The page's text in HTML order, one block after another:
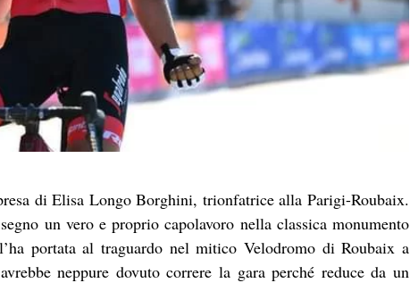
di Elisa Longo Borghini, trionfatrice alla Parigi-Roubaix.
un vero e proprio capolavoro nella classica monumento
portata al traguardo nel mitico Velodromo di Roubaix a
neppure dovuto correre la gara perché reduce da un